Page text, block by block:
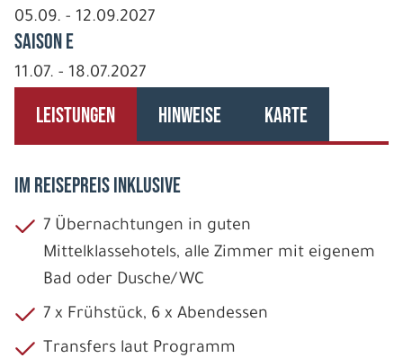
05.09. - 12.09.2027
Saison E
11.07. - 18.07.2027
LEISTUNGEN HINWEISE KARTE
IM REISEPREIS INKLUSIVE
7 Übernachtungen in guten
Mittelklassehotels, alle Zimmer mit eigenem
Bad oder Dusche/WC
7 x Frühstück, 6 x Abendessen
Transfers laut Programm